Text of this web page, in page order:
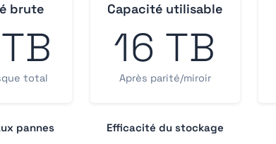
brute
total
Capacité utilisable
16 TB
Après parité/miroir
pannes Efficacité du stockage